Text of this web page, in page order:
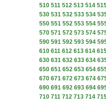
510 511 512 513 514
530 531 532 533 534
550 551 552 553 554
570 571 572 573 574
590 591 592 593 594
610 611 612 613 614
630 631 632 633 634
650 651 652 653 654
670 671 672 673 674
690 691 692 693 694
710 711 712 713 714